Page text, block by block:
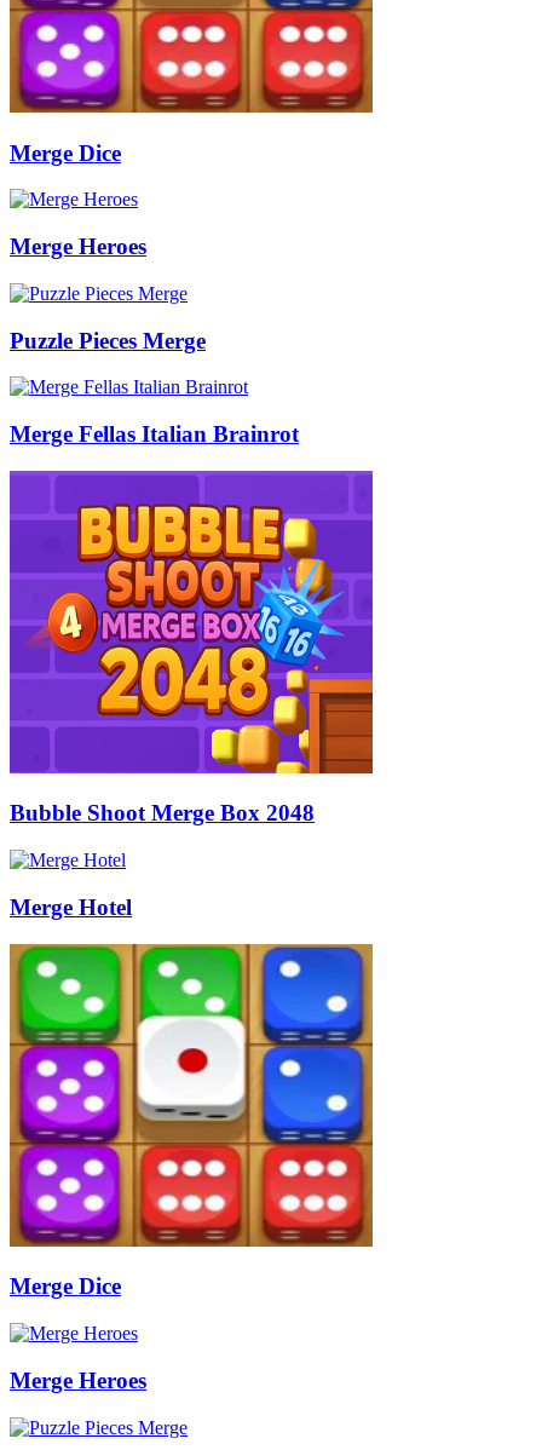
Merge Dice
Merge Heroes
Puzzle Pieces Merge
Merge Fellas Italian Brainrot
Bubble Shoot Merge Box 2048
Merge Hotel
Merge Dice
Merge Heroes